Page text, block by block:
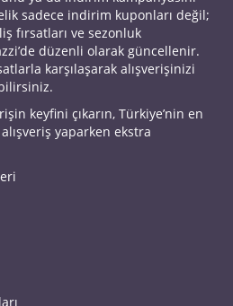
sadece indirim kuponları değil;
fırsatları ve sezonluk
düzenli olarak güncellenir.
karşılaşarak alışverişinizi
keyfini çıkarın, Türkiye’nin en
yaparken ekstra